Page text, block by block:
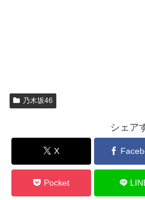
乃木坂46
シェア
X
Pocket